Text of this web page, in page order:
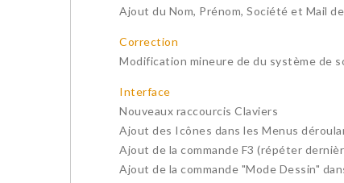
Ajout du Nom, Prénom, Société et Mail
Correction
Modification mineure de du système de
Interface
Nouveaux raccourcis Claviers
Ajout des Icônes dans les Menus
Ajout de la commande F3 (répéter
Ajout de la commande "Mode Dessin"